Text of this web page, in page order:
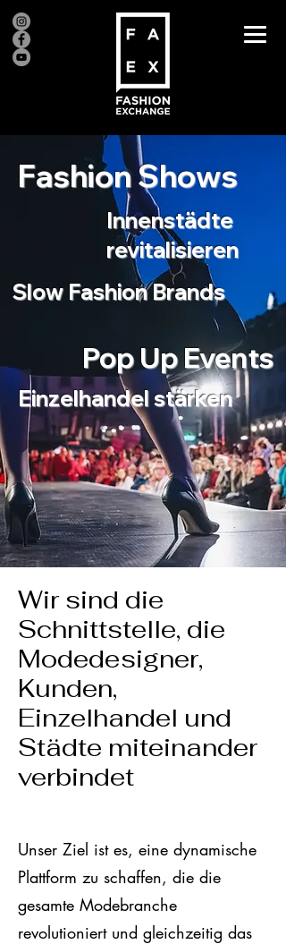
Fashion Shows
Innenstädte
revitalisieren
Slow Fashion Brands
Pop Up Events
Einzelhandel stärken
Wir sind die
Schnittstelle, die
Modedesigner,
Kunden,
Einzelhandel und
Städte miteinander
verbindet
Unser Ziel ist es, eine dynamische
Plattform zu schaffen, die die
gesamte Modebranche
revolutioniert und gleichzeitig das